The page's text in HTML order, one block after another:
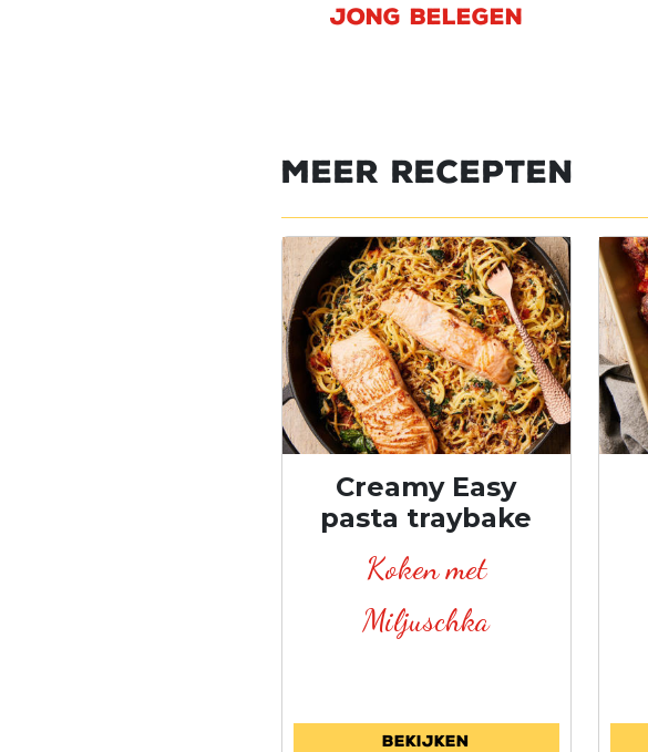
Jong belegen
Meer recepten
Creamy Easy
pasta traybake
Koken met
Miljuschka
Bekijken